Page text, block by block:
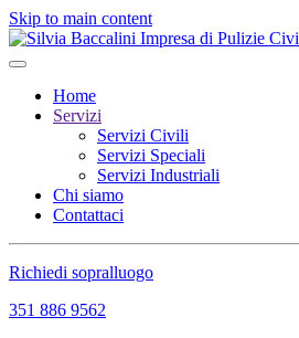
Skip to main content
Home
Servizi
Servizi Civili
Servizi Speciali
Servizi Industriali
Chi siamo
Contattaci
Richiedi sopralluogo
351 886 9562